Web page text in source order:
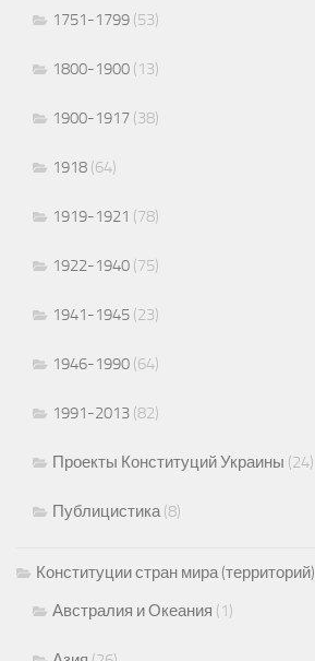
1751-1799 (53)
1800-1900 (13)
1900-1917 (38)
1918 (64)
1919-1921 (78)
1922-1940 (75)
1941-1945 (23)
1946-1990 (64)
1991-2013 (82)
Проекты Конституций Украины (24)
Публицистика(8)
Конституции стран мира (территорий)
Австралия и Океания (1)